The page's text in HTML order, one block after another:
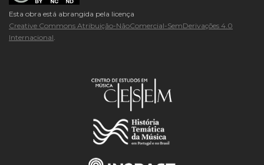
Esta obra está abrangida pela licença
Creative Commons Atribuição-NãoComercial-SemDerivações 4.0
Internacional